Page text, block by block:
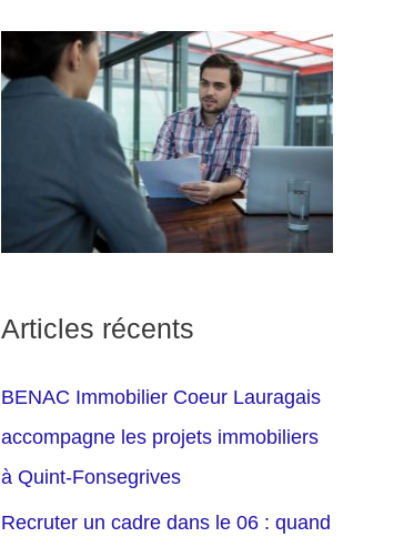
Articles récents
BENAC Immobilier Coeur Lauragais
accompagne les projets immobiliers
à Quint-Fonsegrives
Recruter un cadre dans le 06 : quand